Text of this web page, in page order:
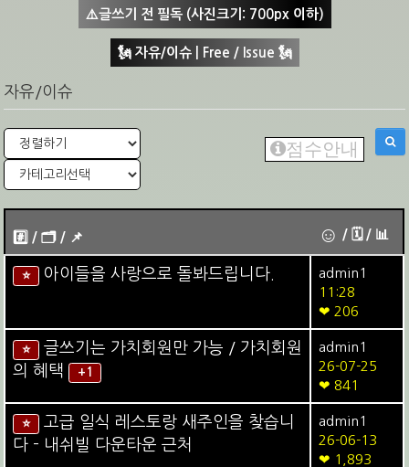
⚠️글쓰기 전 필독 (사진크기: 700px 이하)
🗽 자유/이슈 | Free / Issue 🗽
자유/이슈
점수안내
#️⃣ / 🗂️️️ / 📌️ ☺ / 🗓︎ / 📊
⭐ 아이들을 사랑으로 돌봐드립니다.
admin1
11:28
❤ 206
⭐
글쓰기는 가치회원만 가능 / 가치회원
의 혜택
+1
admin1
26-07-25
❤ 841
⭐
고급 일식 레스토랑 새주인을 찾습니
다 - 내쉬빌 다운타운 근처
admin1
26-06-13
❤ 1,893